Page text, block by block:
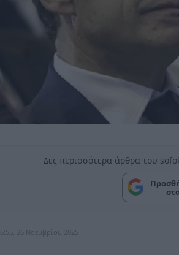
Δες περισσότερα άρθρα του
16:55, 26 Νοεμβρίου 2025